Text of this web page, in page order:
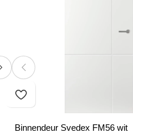
Binnendeur Svedex FM56 wit